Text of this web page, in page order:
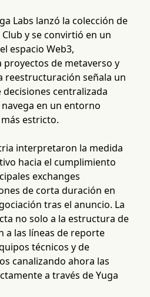
Labs lanzó la colección de
Club y se convirtió en un
espacio Web3,
proyectos de metaverso y
reestructuración señala un
centralizada
en un entorno
estricto.
interpretaron la medida
hacia el cumplimiento
exchanges
de corta duración en
tras el anuncio. La
no solo a la estructura de
a las líneas de reporte
técnicos y de
canalizando ahora las
a través de Yuga